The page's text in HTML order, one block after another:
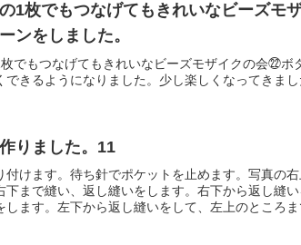
1枚でもつなげてもきれいなビーズモ
ンをしました。
でもつなげてもきれいなビーズモザイクの会㉒ボ
できるようになりました。少し楽しくなってきま
りました。11
付けます。待ち針でポケットを止めます。写真の
下まで縫い、返し縫いをします。右下から返し縫
します。左下から返し縫いをして、左上のところ